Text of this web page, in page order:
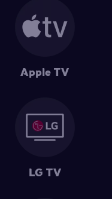
Apple TV
LG TV